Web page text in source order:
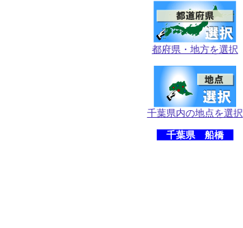
都府県・地方を選択
千葉県内の地点を選択
千葉県 船橋